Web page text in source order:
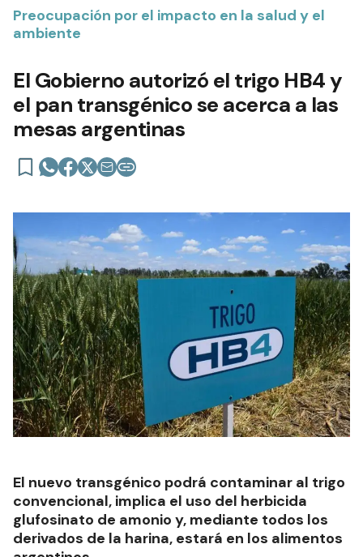
Preocupación por el impacto en la salud y el
ambiente
El Gobierno autorizó el trigo HB4 y
el pan transgénico se acerca a las
mesas argentinas
El nuevo transgénico podrá contaminar al trigo
convencional, implica el uso del herbicida
glufosinato de amonio y, mediante todos los
derivados de la harina, estará en los alimentos